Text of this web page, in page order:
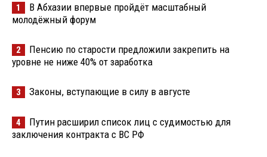
1
В Абхазии впервые пройдёт масштабный
молодёжный форум
2
Пенсию по старости предложили закрепить на
уровне не ниже 40% от заработка
3 Законы, вступающие в силу в августе
4
Путин расширил список лиц с судимостью для
заключения контракта с ВС РФ